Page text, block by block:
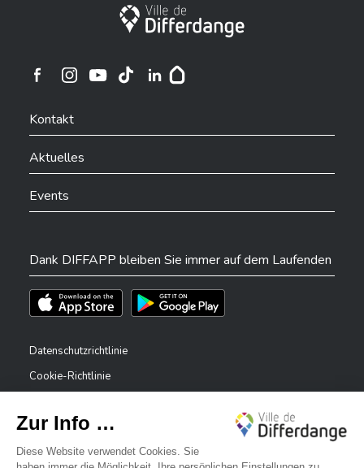
Stadt Differdingen
Ville de Differdange sur Instagram
Kontakt
Aktuelles
Events
Dank DIFFAPP bleiben Sie immer auf dem Laufenden
Téléchargez l'app sur l'App StoreTéléchargez l'app sur Play Store
Datenschutzrichtlinie
Cookie-Richtlinie
Erklärung zur Barrierefreiheit
Meldesystem – Whistleblower
✕